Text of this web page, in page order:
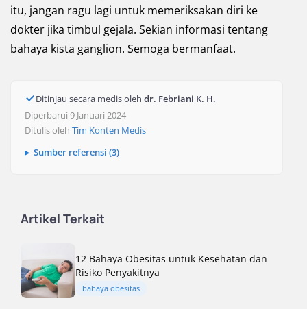
itu, jangan ragu lagi untuk memeriksakan diri ke
dokter jika timbul gejala. Sekian informasi tentang
bahaya kista ganglion. Semoga bermanfaat.
Ditinjau secara medis oleh dr. Febriani K. H.
Diperbarui 9 Januari 2024
Ditulis oleh Tim Konten Medis
Sumber referensi (3)
Artikel Terkait
12 Bahaya Obesitas untuk Kesehatan dan
Risiko Penyakitnya
bahaya obesitas